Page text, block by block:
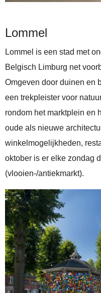
Lommel
Lommel is een stad met
Belgisch Limburg net
Omgeven door duinen en
een trekpleister voor
rondom het marktplein en
oude als nieuwe
winkelmogelijkheden,
oktober is er elke zondag
(vlooien-/antiekmarkt).